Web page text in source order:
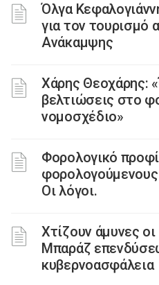
Όλγα
για τον τουρισμό
Ανάκαμψης
Χάρης Θεοχάρης:
βελτιώσεις στο
νομοσχέδιο»
Φορολογικό
Οι λόγοι.
Χτίζουν άμυνες οι
Μπαράζ
κυβερνοασφάλεια